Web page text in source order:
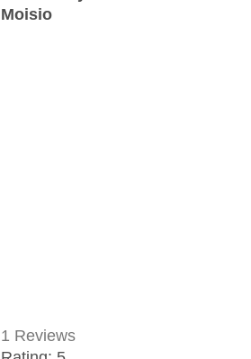
Moisio
1 Reviews